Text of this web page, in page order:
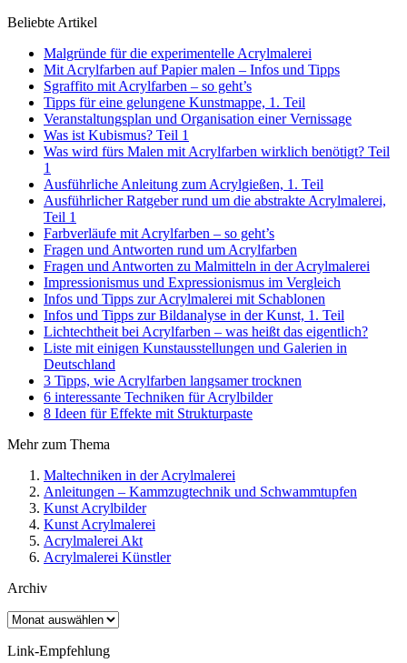
Beliebte Artikel
Malgründe für die experimentelle Acrylmalerei
Mit Acrylfarben auf Papier malen – Infos und Tipps
Sgraffito mit Acrylfarben – so geht’s
Tipps für eine gelungene Kunstmappe, 1. Teil
Veranstaltungsplan und Organisation einer Vernissage
Was ist Kubismus? Teil 1
Was wird fürs Malen mit Acrylfarben wirklich benötigt? Teil
1
Ausführliche Anleitung zum Acrylgießen, 1. Teil
Ausführlicher Ratgeber rund um die abstrakte Acrylmalerei,
Teil 1
Farbverläufe mit Acrylfarben – so geht’s
Fragen und Antworten rund um Acrylfarben
Fragen und Antworten zu Malmitteln in der Acrylmalerei
Impressionismus und Expressionismus im Vergleich
Infos und Tipps zur Acrylmalerei mit Schablonen
Infos und Tipps zur Bildanalyse in der Kunst, 1. Teil
Lichtechtheit bei Acrylfarben – was heißt das eigentlich?
Liste mit einigen Kunstausstellungen und Galerien in
Deutschland
3 Tipps, wie Acrylfarben langsamer trocknen
6 interessante Techniken für Acrylbilder
8 Ideen für Effekte mit Strukturpaste
Mehr zum Thema
Maltechniken in der Acrylmalerei
Anleitungen – Kammzugtechnik und Schwammtupfen
Kunst Acrylbilder
Kunst Acrylmalerei
Acrylmalerei Akt
Acrylmalerei Künstler
Archiv
Archiv
Link-Empfehlung